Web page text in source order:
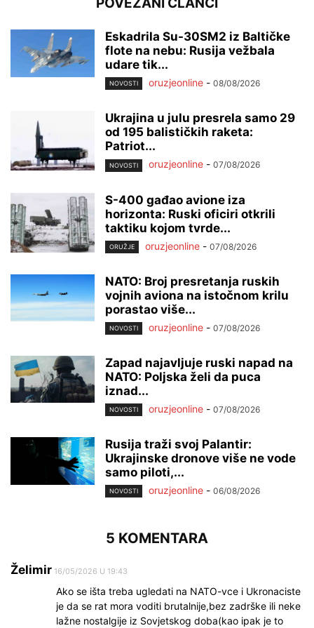
POVEZANI ČLANCI
Eskadrila Su-30SM2 iz Baltičke
flote na nebu: Rusija vežbala
udare tik...
NOVOSTI oruzjeonline - 08/08/2026
Ukrajina u julu presrela samo 29
od 195 balističkih raketa:
Patriot...
NOVOSTI oruzjeonline - 07/08/2026
S-400 gađao avione iza
horizonta: Ruski oficiri otkrili
taktiku kojom tvrde...
ORUŽJE oruzjeonline - 07/08/2026
NATO: Broj presretanja ruskih
vojnih aviona na istočnom krilu
porastao više...
NOVOSTI oruzjeonline - 07/08/2026
Zapad najavljuje ruski napad na
NATO: Poljska želi da puca
iznad...
NOVOSTI oruzjeonline - 07/08/2026
Rusija traži svoj Palantir:
Ukrajinske dronove više ne vode
samo piloti,...
NOVOSTI oruzjeonline - 06/08/2026
5 KOMENTARA
Želimir 16/05/2026 U 19:43
Ako se išta treba ugledati na NATO-vce i Ukronaciste
je da se rat mora voditi brutalnije,bez zadrške ili neke
lažne nostalgije iz Sovjetskog doba(kao ipak je to